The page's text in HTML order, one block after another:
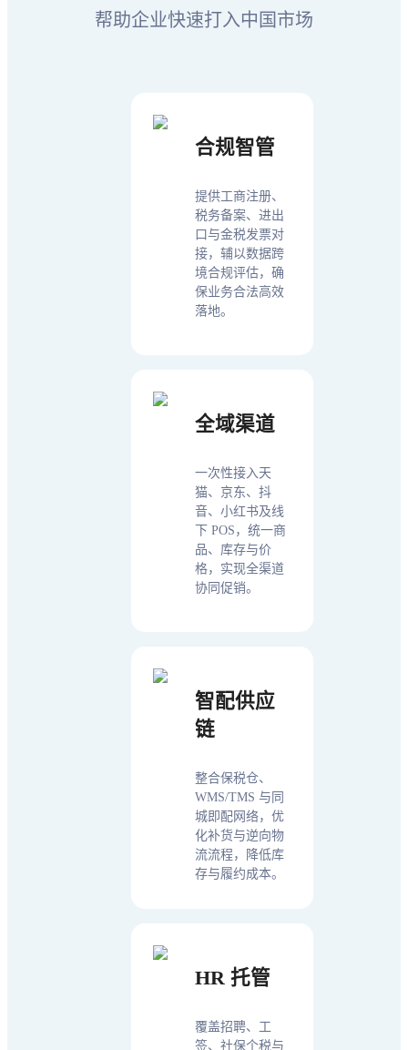
帮助企业快速打入中国市场
合规智管
提供工商注册、
税务备案、进出
口与金税发票对
接，辅以数据跨
境合规评估，确
保业务合法高效
落地。
全域渠道
一次性接入天
猫、京东、抖
音、小红书及线
下 POS，统一商
品、库存与价
格，实现全渠道
协同促销。
智配供应
链
整合保税仓、
WMS/TMS 与同
城即配网络，优
化补货与逆向物
流流程，降低库
存与履约成本。
HR 托管
覆盖招聘、工
签、社保个税与